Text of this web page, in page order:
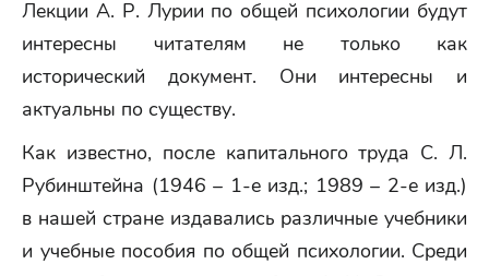
Лекции А. Р. Лурии по общей психологии будут
интересны читателям не только как
исторический документ. Они интересны и
актуальны по существу.
Как известно, после капитального труда С. Л.
Рубинштейна (1946 – 1-е изд.; 1989 – 2-е изд.)
в нашей стране издавались различные учебники
и учебные пособия по общей психологии. Среди